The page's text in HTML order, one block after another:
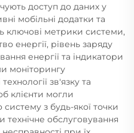
доступ до даних у
мобільні додатки та
ключові метрики системи,
енергії, рівень заряду
енергії та індикатори
моніторингу
зв'язку та
клієнти могли
з будь-якої точки
технічне обслуговування